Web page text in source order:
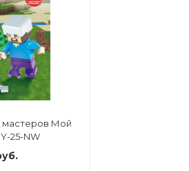
мастеров Мой
25-NW